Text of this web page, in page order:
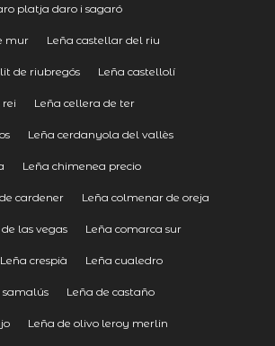
platja daro i sagaró
mur Leña castellar del riu
de riubregós Leña castellolí
rei Leña cellera de ter
Leña cerdanyola del vallès
Leña chimenea precio
cardener Leña colmenar de oreja
las vegas Leña comarca sur
Leña crespià Leña cualedro
samalús Leña de castaño
Leña de olivo leroy merlin